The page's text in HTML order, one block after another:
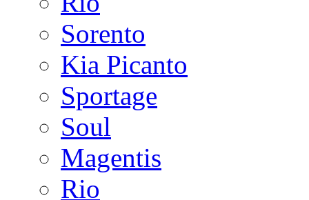
Sorento
Kia Picanto
Sportage
Soul
Magentis
Rio